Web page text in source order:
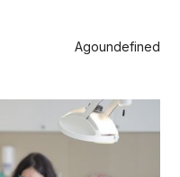
Agoundefined